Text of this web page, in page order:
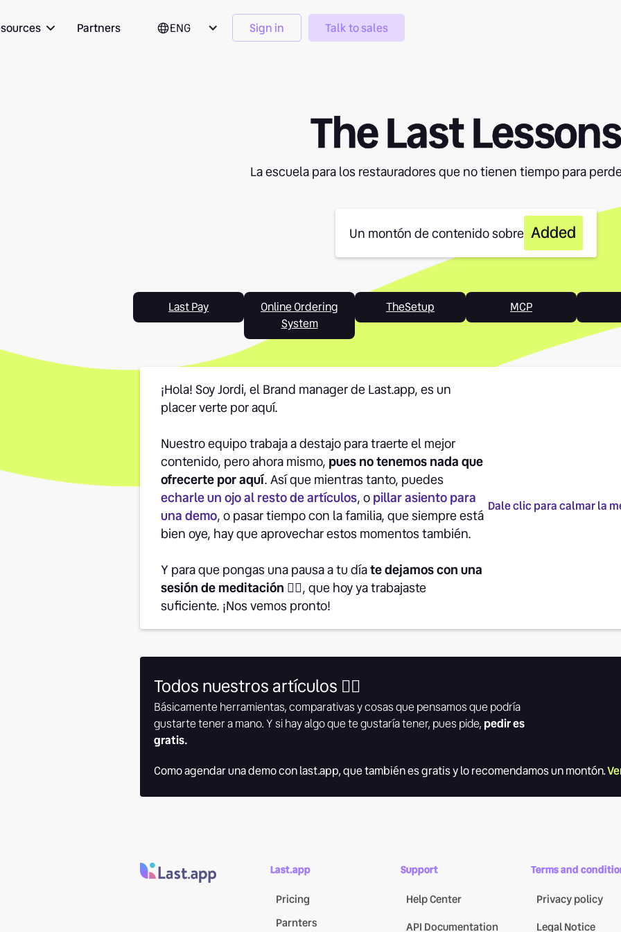
Partners ENG Sign in Talk to sales
The Last Lessons
La escuela para los restauradores que no tienen tiempo para
Un montón de contenido sobre Added
Last Pay
Online Ordering
System
TheSetup MCP
¡Hola! Soy Jordi, el Brand manager de Last.app, es un
placer verte por aquí.
Nuestro equipo trabaja a destajo para traerte el mejor
contenido, pero ahora mismo, pues no tenemos nada que
ofrecerte por aquí. Así que mientras tanto, puedes
echarle un ojo al resto de artículos, opillar asiento para
una demo, o pasar tiempo con la familia, que siempre está
bien oye, hay que aprovechar estos momentos también.
Y para que pongas una pausa a tu díate dejamos con una
sesión de meditación 👉🏽, que hoy ya trabajaste
suficiente. ¡Nos vemos pronto!
Dale clic para calmar la
Todos nuestros artículos 👇🏾
Básicamente herramientas, comparativas y cosas que pensamos que podría
gustarte tener a mano. Y si hay algo que te gustaría tener, pues pide, pedir es
gratis.
Como agendar una demo con last.app, que también es gratis y lo recomendamos un montón.
Last.app
Pricing
Parnters
Support
Help Center
API Documentation
Terms and
Privacy policy
Legal Notice